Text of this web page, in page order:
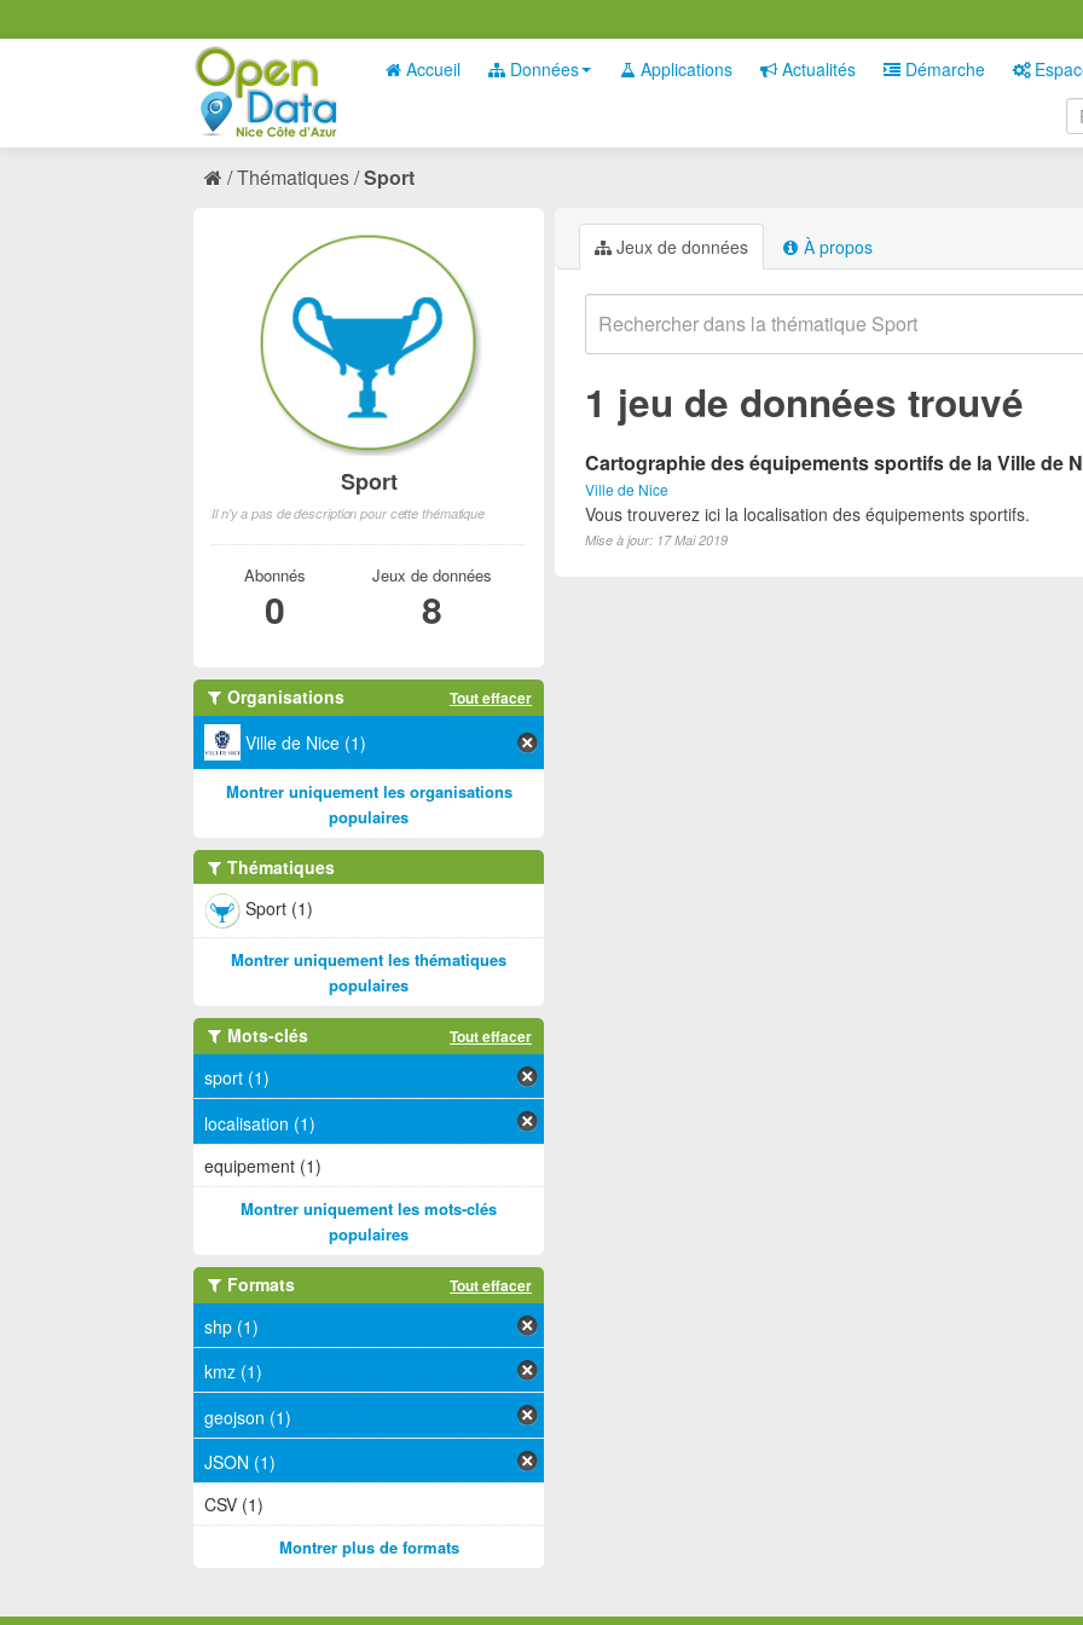
Accueil Données Applications Actualités Démarche
Thématiques Sport
Jeux de données À propos
1 jeu de données trouvé
Cartographie des équipements sportifs de la Ville de
Ville de Nice
Vous trouverez ici la localisation des équipements sportifs.
Mise à jour: 17 Mai 2019
Sport
Il n'y a pas de description pour cette thématique
Abonnés
0
Jeux de données
8
Organisations Tout effacer
Ville de Nice (1)
Montrer uniquement les organisations
populaires
Thématiques
Sport (1)
Montrer uniquement les thématiques
populaires
Mots-clés Tout effacer
sport (1)
localisation (1)
equipement (1)
Montrer uniquement les mots-clés
populaires
Formats Tout effacer
shp (1)
kmz (1)
geojson (1)
JSON (1)
CSV (1)
Montrer plus de formats